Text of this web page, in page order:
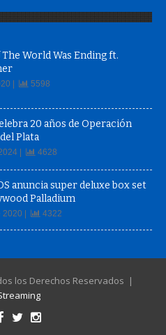
The World Was Ending ft.
| 5598
20 años de Operación
Plata
| 4628
anuncia super deluxe box set
Palladium
| 4322
los Derechos Reservados |